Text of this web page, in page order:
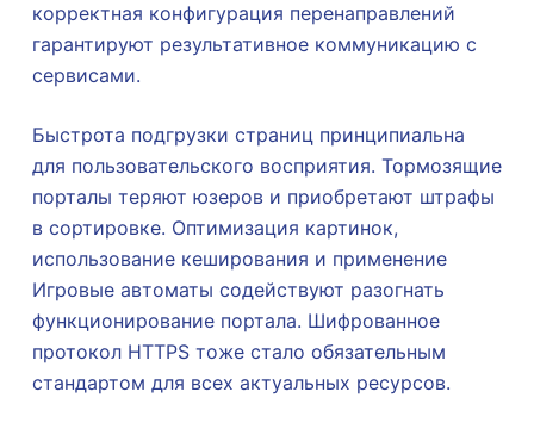
корректная конфигурация перенаправлений
гарантируют результативное коммуникацию с
сервисами.
Быстрота подгрузки страниц принципиальна
для пользовательского восприятия. Тормозящие
порталы теряют юзеров и приобретают штрафы
в сортировке. Оптимизация картинок,
использование кеширования и применение
Игровые автоматы содействуют разогнать
функционирование портала. Шифрованное
протокол HTTPS тоже стало обязательным
стандартом для всех актуальных ресурсов.